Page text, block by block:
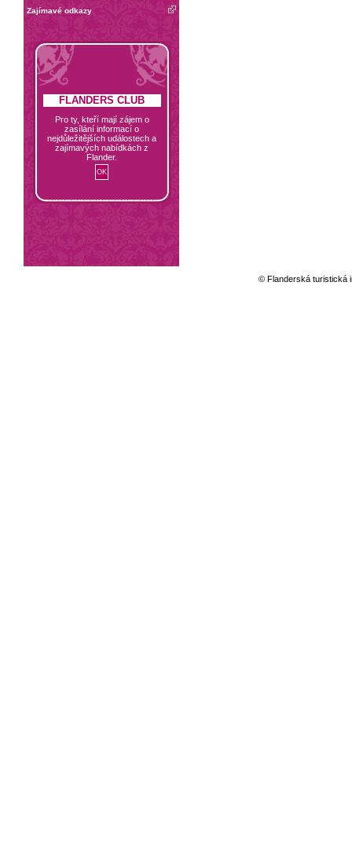
Zajímavé odkazy
FLANDERS CLUB
Pro ty, kteří mají zájem o
zasílání informací o
nejdůležitějších událostech a
zajímavých nabídkách z
Flander.
© Flanderská turistická